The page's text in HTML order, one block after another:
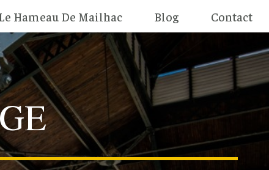
Hameau De Mailhac Blog Contact